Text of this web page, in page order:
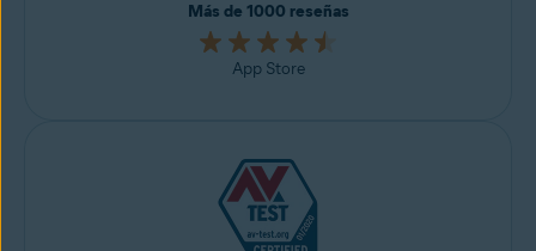
Más de 1000 reseñas
App Store